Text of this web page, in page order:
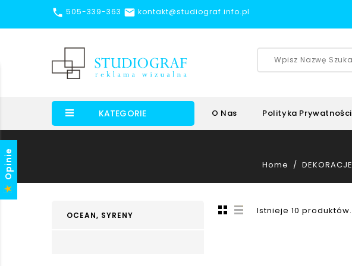
 505-339-363  kontakt@studiograf.info.pl
KATEGORIE O Nas Polityka Prywatności
Home DEKORACJE
OCEAN, SYRENY Istnieje 10 produktów.
Opinie